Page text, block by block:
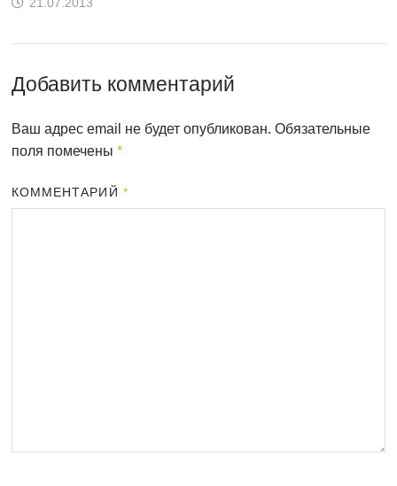
Добавить комментарий
Ваш адрес email не будет опубликован. Обязательные
поля помечены *
КОММЕНТАРИЙ *